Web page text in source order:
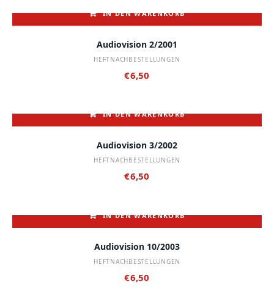
IN DEN WARENKORB
Audiovision 2/2001
HEFTNACHBESTELLUNGEN
€6,50
IN DEN WARENKORB
Audiovision 3/2002
HEFTNACHBESTELLUNGEN
€6,50
IN DEN WARENKORB
Audiovision 10/2003
HEFTNACHBESTELLUNGEN
€6,50